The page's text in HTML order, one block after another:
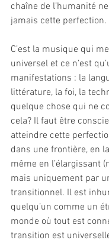
chaîne de l’humanité
jamais cette perfection.
C’est la musique qui
universel et ce n’est
manifestations : la
littérature, la foi, la
quelque chose qui ne
cela? Il faut être
atteindre cette
dans une frontière, en
même en l’élargissant
mais uniquement par
transitionnel. Il est
quelqu’un comme un
monde où tout est
transition est